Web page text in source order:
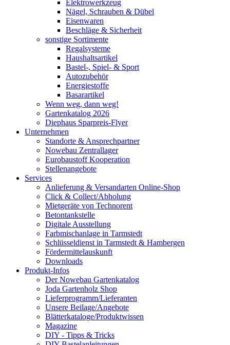
Elektrowerkzeug
Nägel, Schrauben & Dübel
Eisenwaren
Beschläge & Sicherheit
sonstige Sortimente
Regalsysteme
Haushaltsartikel
Bastel-, Spiel- & Sport
Autozubehör
Energiestoffe
Basarartikel
Wenn weg, dann weg!
Gartenkatalog 2026
Diephaus Sparpreis-Flyer
Unternehmen
Standorte & Ansprechpartner
Nowebau Zentrallager
Eurobaustoff Kooperation
Stellenangebote
Services
Anlieferung & Versandarten Online-Shop
Click & Collect/Abholung
Mietgeräte von Technorent
Betontankstelle
Digitale Ausstellung
Farbmischanlage in Tarmstedt
Schlüsseldienst in Tarmstedt & Hambergen
Fördermittelauskunft
Downloads
Produkt-Infos
Der Nowebau Gartenkatalog
Joda Gartenholz Shop
Lieferprogramm/Lieferanten
Unsere Beilage/Angebote
Blätterkataloge/Produktwissen
Magazine
DIY - Tipps & Tricks